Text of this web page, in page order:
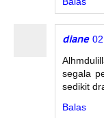
diane
segala
sedikit
Balas